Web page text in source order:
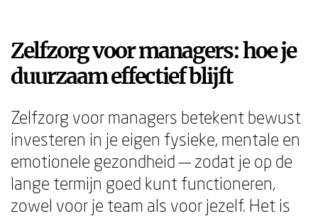
Zelfzorg voor managers: hoe je
duurzaam effectief blijft
Zelfzorg voor managers betekent bewust
investeren in je eigen fysieke, mentale en
emotionele gezondheid — zodat je op de
lange termijn goed kunt functioneren,
zowel voor je team als voor jezelf. Het is